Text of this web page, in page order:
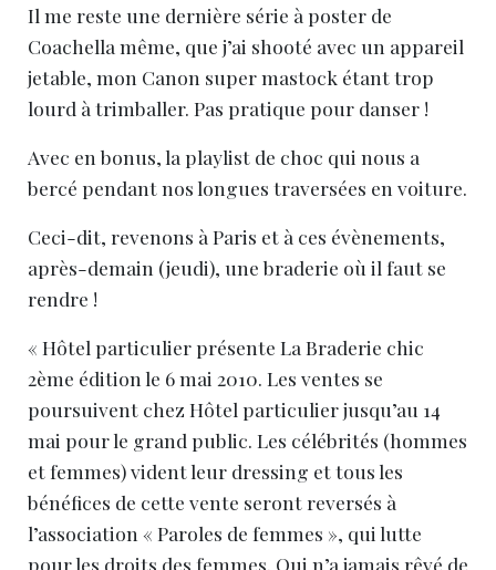
Il me reste une dernière série à poster de
Coachella même, que j’ai shooté avec un appareil
jetable, mon Canon super mastock étant trop
lourd à trimballer. Pas pratique pour danser !
Avec en bonus, la playlist de choc qui nous a
bercé pendant nos longues traversées en voiture.
Ceci-dit, revenons à Paris et à ces évènements,
après-demain (jeudi), une braderie où il faut se
rendre !
« Hôtel particulier présente La Braderie chic
2ème édition le 6 mai 2010. Les ventes se
poursuivent chez Hôtel particulier jusqu’au 14
mai pour le grand public. Les célébrités (hommes
et femmes) vident leur dressing et tous les
bénéfices de cette vente seront reversés à
l’association « Paroles de femmes », qui lutte
pour les droits des femmes. Qui n’a jamais rêvé de